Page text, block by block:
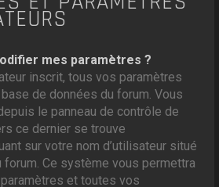
mes paramètres ?
inscrit, tous vos paramètres
de données du forum. Vous
le panneau de contrôle de
ce dernier se trouve
sur votre nom d’utilisateur situé
forum. Ce système vous permettra
et toutes vos